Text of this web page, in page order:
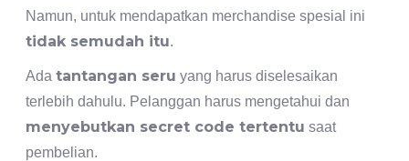
Namun, untuk mendapatkan merchandise spesial ini
tidak semudah itu.
Ada tantangan seru yang harus diselesaikan
terlebih dahulu. Pelanggan harus mengetahui dan
menyebutkan secret code tertentu saat
pembelian.